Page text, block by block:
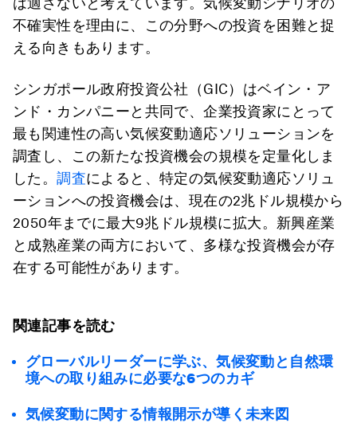
不確実性を理由に、この分野への投資を困難と捉
える向きもあります。
シンガポール政府投資公社（GIC）はベイン・ア
ンド・カンパニーと共同で、企業投資家にとって
最も関連性の高い気候変動適応ソリューションを
調査し、この新たな投資機会の規模を定量化しま
した。調査によると、特定の気候変動適応ソリュ
ーションへの投資機会は、現在の2兆ドル規模から
2050年までに最大9兆ドル規模に拡大。新興産業
と成熟産業の両方において、多様な投資機会が存
在する可能性があります。
関連記事を読む
グローバルリーダーに学ぶ、気候変動と自然環
境への取り組みに必要な6つのカギ
気候変動に関する情報開示が導く未来図